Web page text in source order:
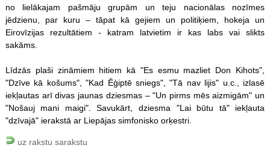
no lielākajam pašmāju grupām un teju nacionālas nozīmes
jēdzienu, par kuru – tāpat kā gejiem un politiķiem, hokeja un
Eirovīzijas rezultātiem - katram latvietim ir kas labs vai slikts
sakāms.
Līdzās plaši zināmiem hitiem kā "Es esmu mazliet Don Kihots",
"Dzīve kā košums", "Kad Ēģiptē sniegs", "Tā nav lijis" u.c., izlasē
iekļautas arī divas jaunas dziesmas – "Un pirms mēs aizmigām" un
"Nošauj mani maigi". Savukārt, dziesma "Lai būtu tā" iekļauta
"dzīvajā" ierakstā ar Liepājas simfonisko orķestri.
uz rakstu sarakstu